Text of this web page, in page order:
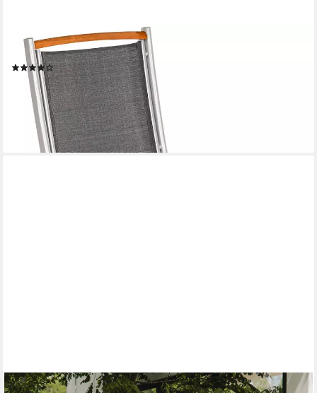
MERXX
Gartenstuhl Siena (1 St), Alu/Textil/Akazie, verstellbar
(19)
73,03 € UVP200,90 €
-64%
lieferbar - in 4-5 Werktagen bei dir
GOTLAND